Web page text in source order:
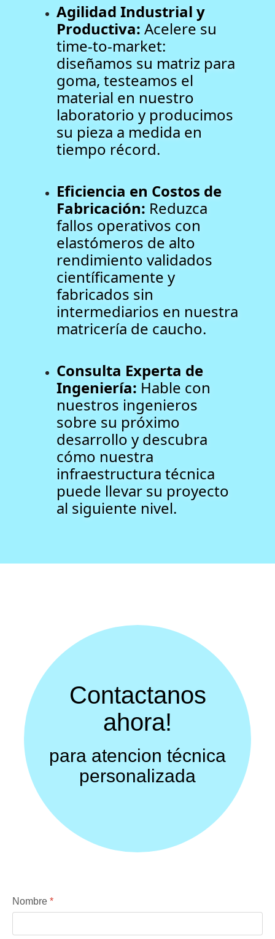
Agilidad Industrial y
Productiva: Acelere su
time-to-market:
diseñamos su matriz para
goma, testeamos el
material en nuestro
laboratorio y producimos
su pieza a medida en
tiempo récord.
Eficiencia en Costos de
Fabricación: Reduzca
fallos operativos con
elastómeros de alto
rendimiento validados
científicamente y
fabricados sin
intermediarios en nuestra
matricería de caucho.
Consulta Experta de
Ingeniería: Hable con
nuestros ingenieros
sobre su próximo
desarrollo y descubra
cómo nuestra
infraestructura técnica
puede llevar su proyecto
al siguiente nivel.
Contactanos
ahora!
para atencion técnica
personalizada
Nombre *